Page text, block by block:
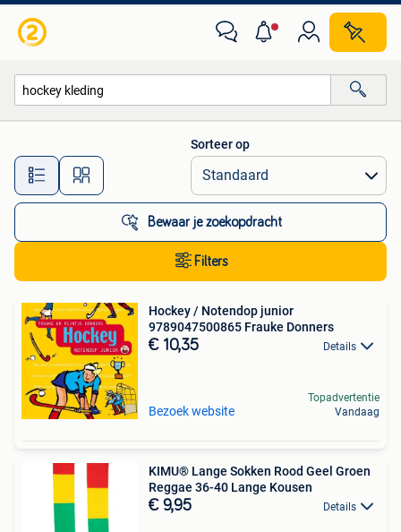
Alle afstanden…
Sorteer op
Bewaar je zoekopdracht
Filters
Hockey / Notendop junior
9789047500865 Frauke Donners
€ 10,35 Details
Bezoek website
Topadvertentie
Vandaag
KIMU® Lange Sokken Rood Geel Groen
Reggae 36-40 Lange Kousen
€ 9,95 Details